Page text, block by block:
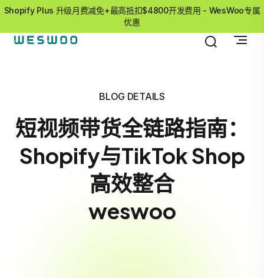
Shopify Plus 升级月费减免+最高抵扣$4800开发费用 - WesWoo专属
优惠
BLOG DETAILS
短视频带货全链路指南：
Shopify与TikTok Shop
高效整合
weswoo